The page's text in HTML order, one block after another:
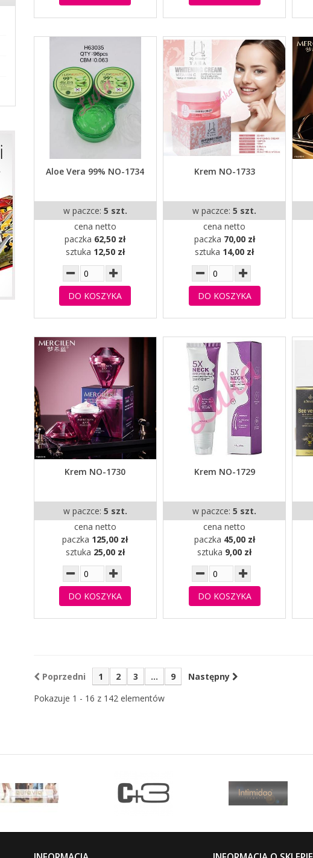
Aloe Vera 99% NO-1734
w paczce: 5 szt.
cena netto
paczka 62,50 zł
sztuka 12,50 zł
DO KOSZYKA
Krem NO-1733
w paczce:5 szt.
cena netto
paczka 70,00 zł
sztuka 14,00 zł
DO KOSZYKA
Krem NO-1730
w paczce: 5 szt.
cena netto
paczka 125,00 zł
sztuka 25,00 zł
DO KOSZYKA
Krem NO-1729
w paczce:5 szt.
cena netto
paczka 45,00 zł
sztuka 9,00 zł
DO KOSZYKA
Poprzedni 1 2 3 ... 9
Następny
Pokazuje 1 - 16 z 142 elementów